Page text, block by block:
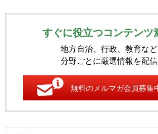
すぐに役立つコンテンツ
地方自治、行政、教育など
分野ごとに厳選情報を配信
無料のメルマガ会員募集